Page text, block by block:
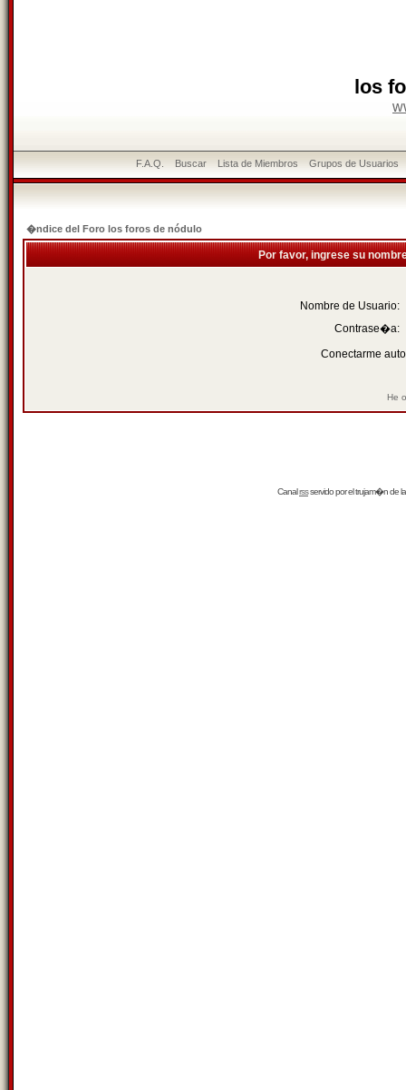
los
F.A.Q. Buscar Lista de Miembros Grupos de Usuarios
�ndice del Foro los foros de nódulo
Por favor, ingrese su
Nombre de Usuario:
Contrase�a:
Conectarme
He
Canalrssservido por eltrujam�nde